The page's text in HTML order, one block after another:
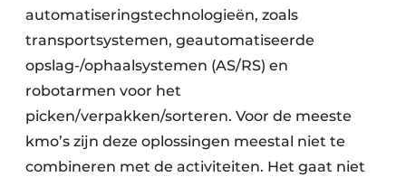
automatiseringstechnologieën, zoals
transportsystemen, geautomatiseerde
opslag-/ophaalsystemen (AS/RS) en
robotarmen voor het
picken/verpakken/sorteren. Voor de meeste
kmo’s zijn deze oplossingen meestal niet te
combineren met de activiteiten. Het gaat niet